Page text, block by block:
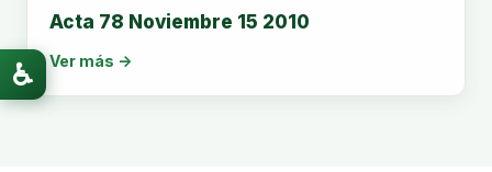
Acta 78 Noviembre 15 2010
Ver más →
♿